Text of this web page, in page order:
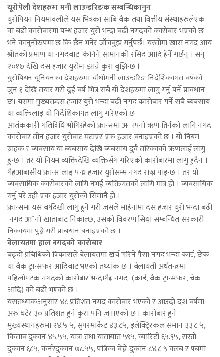
यूरोपेली देशहरुमा मनी लाउन्डरिङक सम्बन्धिकानुन
युरोपियन नियमावलीले यस भित्रका साबि बैंक तथा वित्तीय संस्थाहरुलेएक
वा बढी कारोबारमा पन्ध हजार युरो भन्दा बढी नगदको कारोबार भएको छ
भने कानुनीरुपमा छ कि छैन भनेर जाँचबुझ गर्नुपर्छ। यस्तोमा खास नगद आय
श्रोतको प्रमाण या नगदबाट किनिने सामानको रसिद आदि हेर्ने गर्छन् । सन्
२०१७ देखि दस हजार युरोमा झान्रे कुरा बुझिन्छ ।
युरोपियन यूनियनका देशहरुमा चौथोमनी लाउन्डरिङ निर्देशिकागत बर्षको
जुन १ देखि तयार गरी दुई बर्ष भित्र सबै यी देशहरुमा लागु गर्नु पर्ने प्रावधान
छ। यसमा मुख्यतःदस हजार युरो भन्दा बढी नगद कारोबार गर्ने सबै ब्यबसाय
या व्यक्तिलाइ यो निर्देशिकागत लागु गरिएको छ ।
आतंककारी गतिविधि भोगिरहेको फ्रान्समा अाफ्नो ऋण तिर्नको लागि नगद
कारोबार तीन हजार युरोबाट घटाएर एक हजार बनाइएको छ । यो नियम
ग्राहक र ब्यबसाय या ब्यबसाय देखि ब्यबसाय दुवै तरिकाको ऋणलाई लागु
हुन्छ । तर यो नियम व्यक्तिदेखि व्यक्तिसँग गरिएको कारोबारमा लागु हुदैन ।
गैह्रआबासीय फ्रान्स लाइ पन्ध्र हजार युरोसम्म नगद राख्न पाइन्छ । तर यो
ब्यबसायिक कारोबारको लागि नभई व्यक्तिगतको लागि मात्र हो । ब्यबसायिक
गर्नु परे उही एक हजार युरोको सिमानै हो ।
फ्रान्समा यस बर्षदेखी लागु हुने गरी जसले महिनामा दस हजार युरो भन्दा बढी
नगद आˆनो खाताबाट निकाल्छ, उसको विवरण सिधा सम्बन्धित सरकारी
निकायमा पुग्ने गरी प्राबधान बनाइएको छ ।
बेलायतमा हाल नगदको कारोबार
बढ्दो प्रबिधिको विकासले बेलायतमा खर्च गरिने पैसा नगद भन्दा कार्ड, छेक
या बैंक ट्रान्सफर आदिबाट भएको तथ्यांक छ । बेलायती अर्थतन्त्रमा
पहिलोपटक नगदको कारोबार भन्दागैह्र नगद (कार्ड, बैंक ट्रान्सफर, चेक
आदि) को बढी भएको छ ।
यसतथ्यांकअनुसार ४८ प्रतिशत नगद कारोबार भएको र आउदो दश बर्षमा
अरु घटेर ३० प्रतिशत हुने कुरा पनि जनाएको छ । कारोबार हुने
मुख्यस्थानहरुमा २४.५ ५, सुपरमार्केट ४३.८५, इलेक्टि्रकल समान ३३.८ ५,
किताब दुकान ४५.५५, यात्रा तथा यातायात ५९५, च्यारिटी ६५.९५, सस्तो
दुकान ६८५, कर्नरदुकान ७८.५५, पत्रिका बेच्ने दुकान ८४.८ ५ क्लब र पबमा